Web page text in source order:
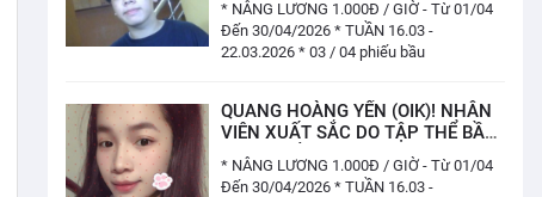
(03 / 04 PHIẾU)
* NÂNG LƯƠNG 1.000Đ / GIỜ - Từ 01/04
Đến 30/04/2026 * TUẦN 16.03 -
22.03.2026 * 03 / 04 phiếu bầu
QUANG HOÀNG YẾN (OIK)! NHÂN
VIÊN XUẤT SẮC DO TẬP THỂ BẦU
CHỌN TUẦN 16.03 - 22.03.2026
(05/ 05 PHIẾU)
* NÂNG LƯƠNG 1.000Đ / GIỜ - Từ 01/04
Đến 30/04/2026 * TUẦN 16.03 -